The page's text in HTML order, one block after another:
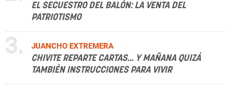
EL SECUESTRO DEL BALÓN: LA VENTA DEL
PATRIOTISMO
3.
JUANCHO EXTREMERA
CHIVITE REPARTE CARTAS... Y MAÑANA QUIZÁ
TAMBIÉN INSTRUCCIONES PARA VIVIR